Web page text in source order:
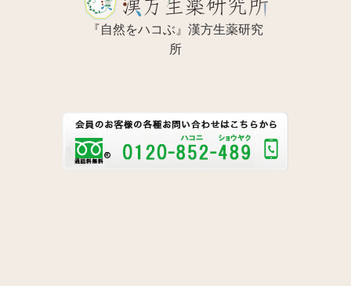
『自然をハコぶ』漢方生薬研究
所